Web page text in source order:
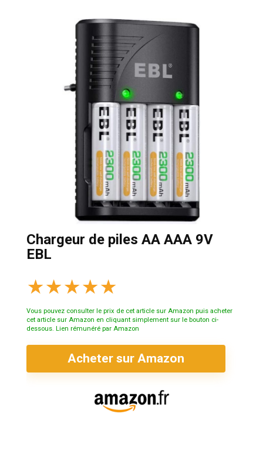
Chargeur de piles AA AAA 9V
EBL
★★★★★
Vous pouvez consulter le prix de cet article sur Amazon puis acheter
cet article sur Amazon en cliquant simplement sur le bouton ci-
dessous. Lien rémunéré par Amazon
Acheter sur Amazon